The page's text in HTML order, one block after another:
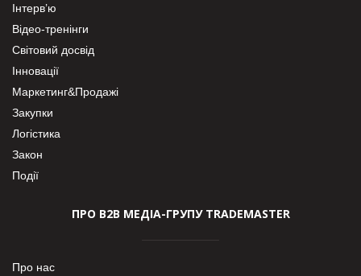
Інтерв’ю
Відео-тренінги
Світовий досвід
Інновації
Маркетинг&Продажі
Закупки
Логістика
Закон
Події
ПРО В2В МЕДІА-ГРУПУ TRADEMASTER
Про нас